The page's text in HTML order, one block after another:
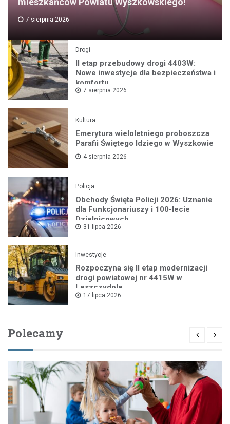
7 sierpnia 2026
Drogi
II etap przebudowy drogi 4403W:
Nowe inwestycje dla bezpieczeństwa i
komfortu
7 sierpnia 2026
Kultura
Emerytura wieloletniego proboszcza
Parafii Świętego Idziego w Wyszkowie
4 sierpnia 2026
Policja
Obchody Święta Policji 2026: Uznanie
dla Funkcjonariuszy i 100-lecie
Dzielnicowych
31 lipca 2026
Inwestycje
Rozpoczyna się II etap modernizacji
drogi powiatowej nr 4415W w
Leszczydole
17 lipca 2026
Polecamy